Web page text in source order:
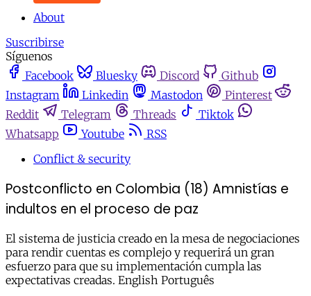
About
Suscribirse
Síguenos
Facebook
Bluesky Discord
Github
Instagram
Linkedin Mastodon
Pinterest
Reddit
Telegram Threads
Tiktok
Whatsapp
Youtube
RSS
Conflict & security
Postconflicto en Colombia (18) Amnistías e
indultos en el proceso de paz
El sistema de justicia creado en la mesa de negociaciones
para rendir cuentas es complejo y requerirá un gran
esfuerzo para que su implementación cumpla las
expectativas creadas. English Português